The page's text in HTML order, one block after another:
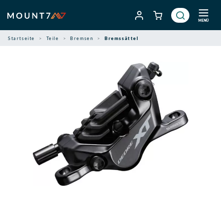
Inhalt
springen
MENÜ
Startseite Teile Bremsen Bremssättel